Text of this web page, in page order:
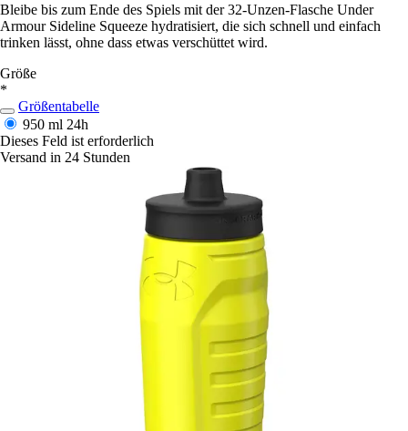
Bleibe bis zum Ende des Spiels mit der 32-Unzen-Flasche Under
Armour Sideline Squeeze hydratisiert, die sich schnell und einfach
trinken lässt, ohne dass etwas verschüttet wird.
Größe
*
Größentabelle
950 ml 24h
Dieses Feld ist erforderlich
Versand in 24 Stunden